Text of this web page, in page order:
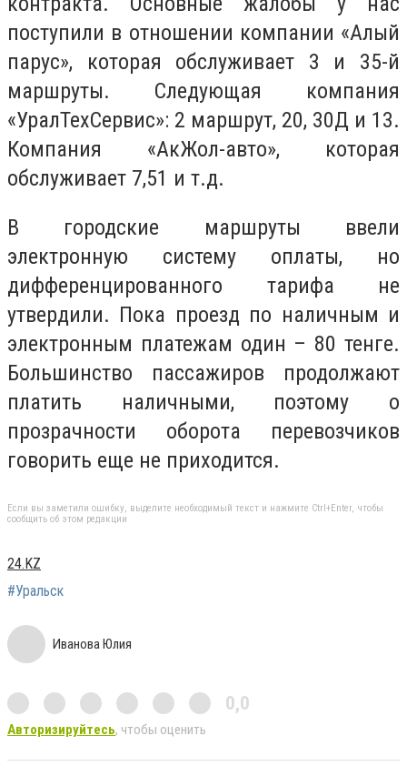
поступили в отношении компании «Алый
парус», которая обслуживает 3 и 35-й
маршруты. Следующая компания
«УралТехСервис»: 2 маршрут, 20, 30Д и 13.
Компания «АкЖол-авто», которая
обслуживает 7,51 и т.д.
В городские маршруты ввели
электронную систему оплаты, но
дифференцированного тарифа не
утвердили. Пока проезд по наличным и
электронным платежам один – 80 тенге.
Большинство пассажиров продолжают
платить наличными, поэтому о
прозрачности оборота перевозчиков
говорить еще не приходится.
Если вы заметили ошибку, выделите необходимый текст и нажмите Ctrl+Enter, чтобы
сообщить об этом редакции
24.KZ
#Уральск
Иванова Юлия
0,0
Авторизируйтесь, чтобы оценить